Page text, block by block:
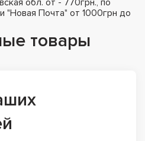
"Новая Почта" от 1000грн до
товары